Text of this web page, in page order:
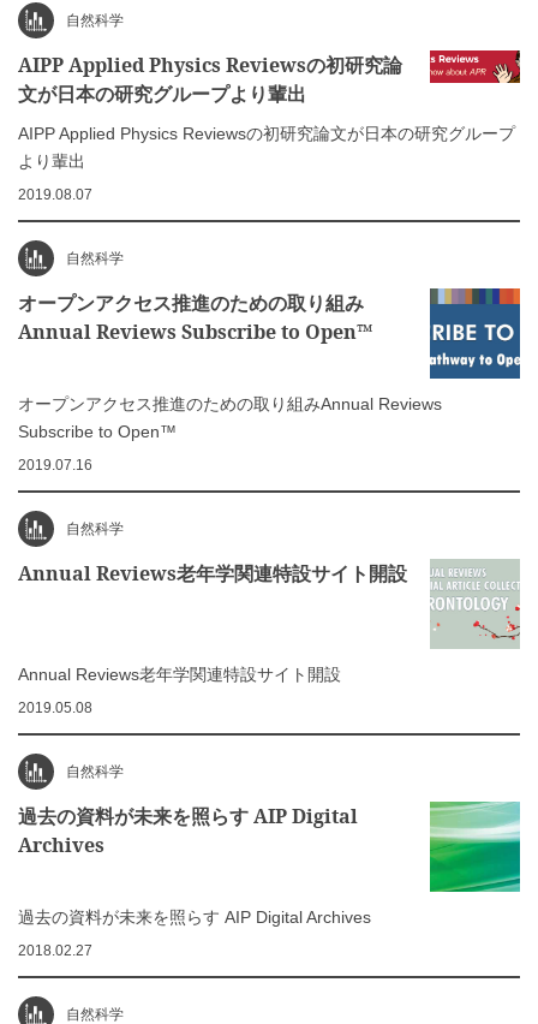
自然科学
AIPP Applied Physics Reviewsの初研究論
文が日本の研究グループより輩出
AIPP Applied Physics Reviewsの初研究論文が日本の研究グループ
より輩出
2019.08.07
自然科学
オープンアクセス推進のための取り組み
Annual Reviews Subscribe to Open™
オープンアクセス推進のための取り組みAnnual Reviews
Subscribe to Open™
2019.07.16
自然科学
Annual Reviews老年学関連特設サイト開設
Annual Reviews老年学関連特設サイト開設
2019.05.08
自然科学
過去の資料が未来を照らす AIP Digital
Archives
過去の資料が未来を照らす AIP Digital Archives
2018.02.27
自然科学